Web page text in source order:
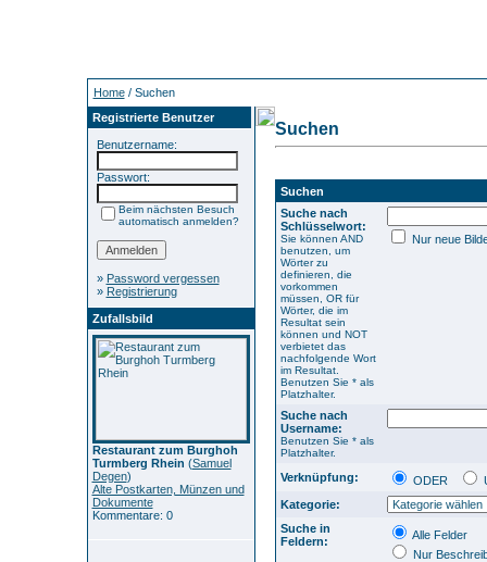
Home/ Suchen
Registrierte Benutzer
Benutzername:
Passwort:
Beim nächsten Besuch
automatisch anmelden?
» Password vergessen
» Registrierung
Zufallsbild
Restaurant zum Burghoh
Turmberg Rhein (Samuel
Degen)
Alte Postkarten, Münzen und
Dokumente
Kommentare: 0
Suchen
Suchen
Suche nach
Schlüsselwort:
Sie können AND
benutzen, um
Wörter zu
definieren, die
vorkommen
müssen, OR für
Wörter, die im
Resultat sein
können und NOT
verbietet das
nachfolgende Wort
im Resultat.
Benutzen Sie * als
Platzhalter.
Nur neue
Suche nach
Username:
Benutzen Sie * als
Platzhalter.
Verknüpfung: ODER
Kategorie:
Suche in
Feldern:
Alle Felder
Nur